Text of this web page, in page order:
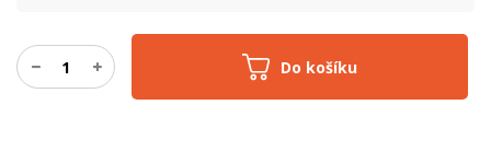
Do košíku